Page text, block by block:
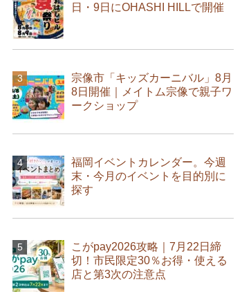
日・9日にOHASHI HILLで開催
宗像市「キッズカーニバル」8月
8日開催｜メイトム宗像で親子ワ
ークショップ
福岡イベントカレンダー。今週
末・今月のイベントを目的別に
探す
こがpay2026攻略｜7月22日締
切！市民限定30％お得・使える
店と第3次の注意点